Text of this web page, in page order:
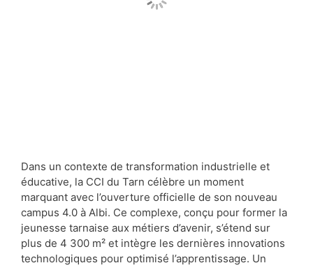
Dans un contexte de transformation industrielle et
éducative, la CCI du Tarn célèbre un moment
marquant avec l’ouverture officielle de son nouveau
campus 4.0 à Albi. Ce complexe, conçu pour former la
jeunesse tarnaise aux métiers d’avenir, s’étend sur
plus de 4 300 m² et intègre les dernières innovations
technologiques pour optimisé l’apprentissage. Un